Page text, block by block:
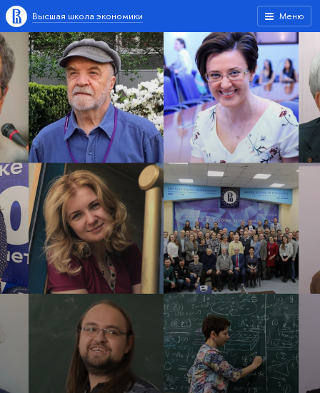
Меню
Высшая школа экономики